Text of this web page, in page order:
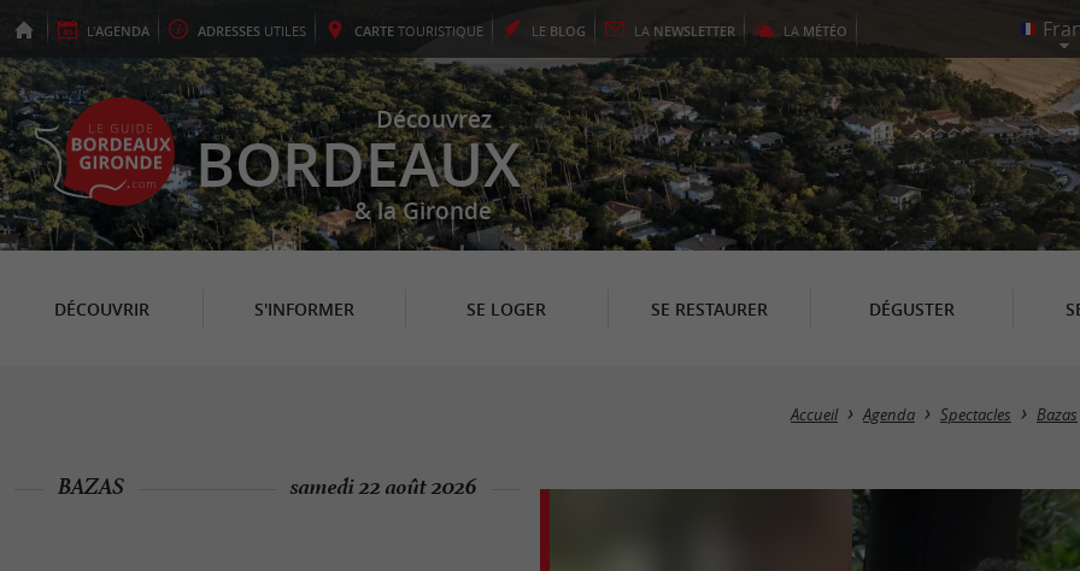
L'AGENDA ADRESSES UTILES CARTE TOURISTIQUE LE BLOG LA NEWSLETTER LA MÉTÉO
Découvrez
BORDEAUX
& la Gironde
DÉCOUVRIR S'INFORMER SE LOGER SE RESTAURER DÉGUSTER
Accueil Agenda Spectacles Bazas
BAZAS samedi 22 août 2026